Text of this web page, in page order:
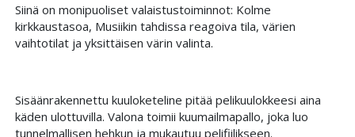
Siinä on monipuoliset valaistustoiminnot: Kolme
kirkkaustasoa, Musiikin tahdissa reagoiva tila, värien
vaihtotilat ja yksittäisen värin valinta.
Sisäänrakennettu kuuloketeline pitää pelikuulokkeesi aina
käden ulottuvilla. Valona toimii kuumailmapallo, joka luo
tunnelmallisen hehkun ja mukautuu pelifiilikseen.